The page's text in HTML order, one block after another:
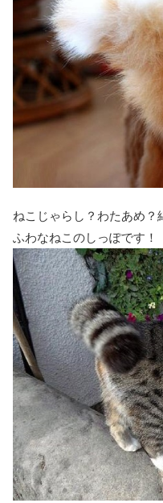
ねこじゃらし？わたあめ？
ふわなねこのしっぽです！